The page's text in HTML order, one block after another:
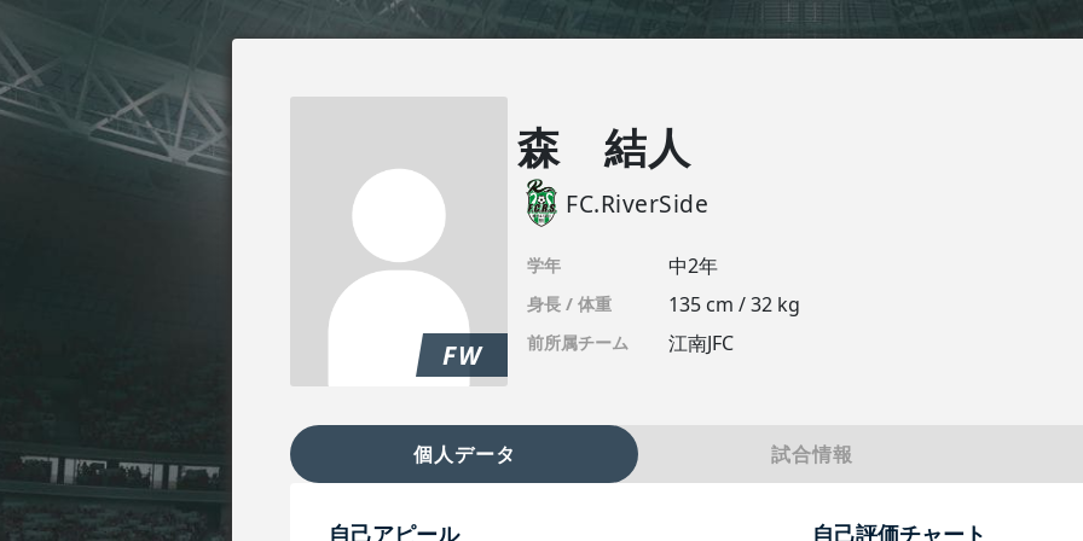
FW
森 結人
FC.RiverSide
学年 中2年
身長 / 体重 135 cm / 32 kg
前所属チーム 江南JFC
個人データ 試合情報
自己アピール 自己評価チャート